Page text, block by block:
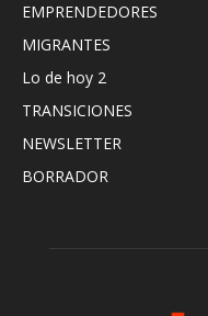
EMPRENDEDORES
MIGRANTES
Lo de hoy 2
TRANSICIONES
NEWSLETTER
BORRADOR